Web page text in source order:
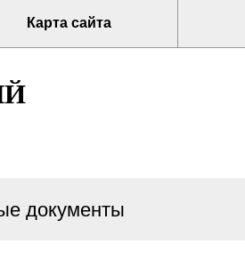
Карта сайта
документы